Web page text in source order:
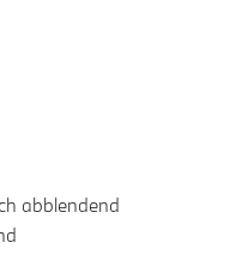
abblendend